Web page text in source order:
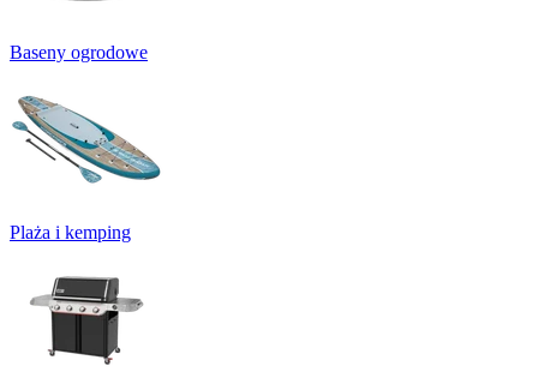
Baseny ogrodowe
Plaża i kemping